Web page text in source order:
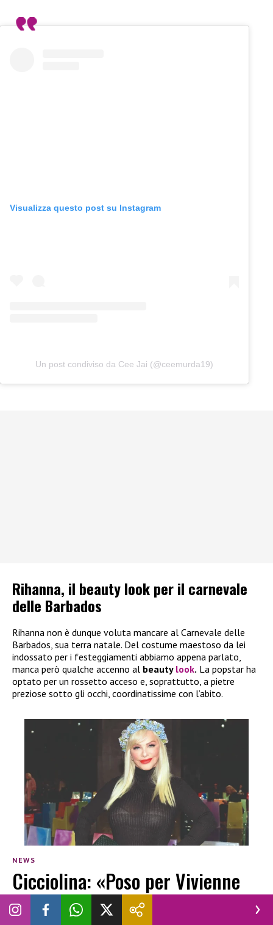
Visualizza questo post su Instagram
Un post condiviso da Cee Jai (@ceemurda19)
Rihanna, il beauty look per il carnevale
delle Barbados
Rihanna non è dunque voluta mancare al Carnevale delle
Barbados, sua terra natale. Del costume maestoso da lei
indossato per i festeggiamenti abbiamo appena parlato,
manca però qualche accenno al beauty look. La popstar ha
optato per un rossetto acceso e, soprattutto, a pietre
preziose sotto gli occhi, coordinatissime con l’abito.
NEWS
Cicciolina: «Poso per Vivienne
Westwood e sfido il governo